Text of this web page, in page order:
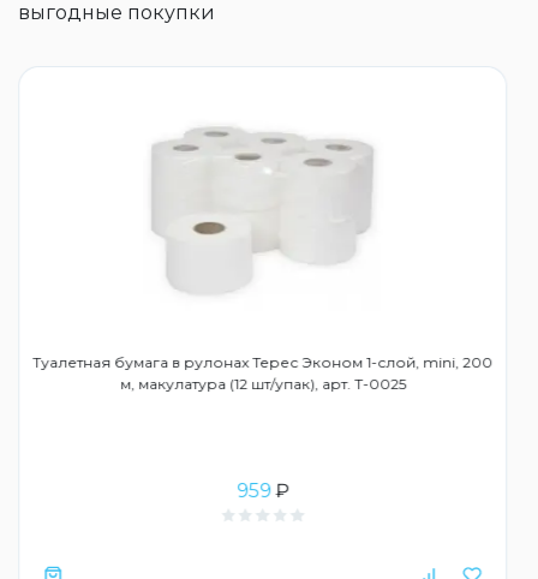
выгодные покупки
Туалетная бумага в рулонах Терес Эконом 1-слой, mini, 200
м, макулатура (12 шт/упак), арт. Т-0025
959₽